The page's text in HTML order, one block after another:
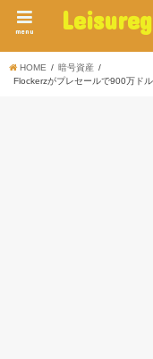
menu
HOME
暗号資産
Flockerzがプレセールで900万ド